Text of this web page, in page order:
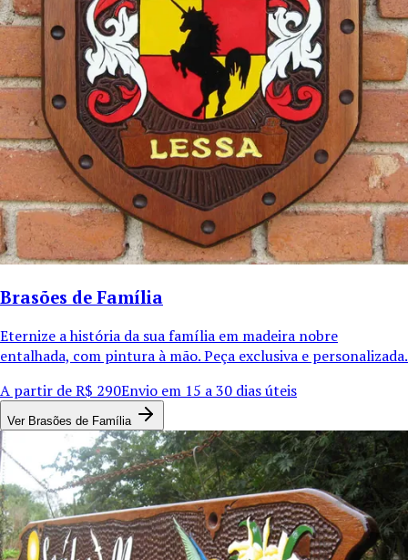
Brasões de Família
Eternize a história da sua família em madeira nobre
entalhada, com pintura à mão. Peça exclusiva e personalizada.
A partir de R$ 290Envio em 15 a 30 dias úteis
Ver Brasões de Família